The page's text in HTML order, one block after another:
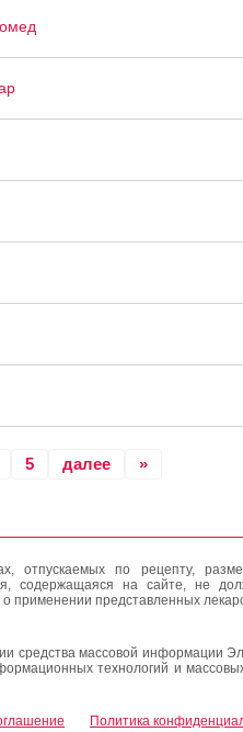
5 далее »
отпускаемых по рецепту,
содержащаяся на сайте, не
применении представленных
средства массовой
технологий и
Политика